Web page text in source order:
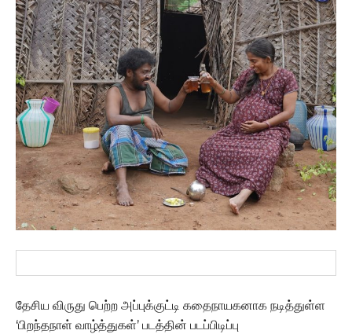
தேசிய விருது பெற்ற அப்புக்குட்டி கதைநாயகனாக நடித்துள்ள
‘பிறந்தநாள் வாழ்த்துகள்’ படத்தின் படப்பிடிப்பு